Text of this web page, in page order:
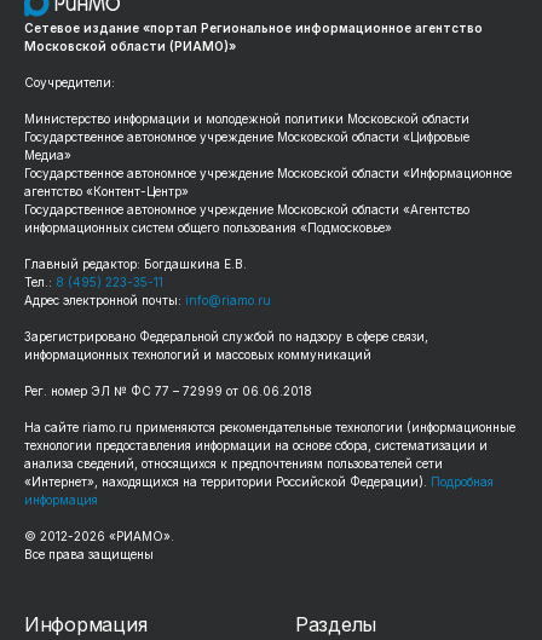
Сетевое издание «портал Региональное информационное агентство
Московской области (РИАМО)»
Соучредители:
Министерство информации и молодежной политики Московской области
Государственное автономное учреждение Московской области «Цифровые
Медиа»
Государственное автономное учреждение Московской области «Информационное
агентство «Контент-Центр»
Государственное автономное учреждение Московской области «Агентство
информационных систем общего пользования «Подмосковье»
Главный редактор: Богдашкина Е.В.
Тел.: 8 (495) 223-35-11
Адрес электронной почты: info@riamo.ru
Зарегистрировано Федеральной службой по надзору в сфере связи,
информационных технологий и массовых коммуникаций
Рег. номер ЭЛ № ФС 77 – 72999 от 06.06.2018
На сайте riamo.ru применяются рекомендательные технологии (информационные
технологии предоставления информации на основе сбора, систематизации и
анализа сведений, относящихся к предпочтениям пользователей сети
«Интернет», находящихся на территории Российской Федерации). Подробная
информация
© 2012-2026 «РИАМО».
Все права защищены
Информация Разделы